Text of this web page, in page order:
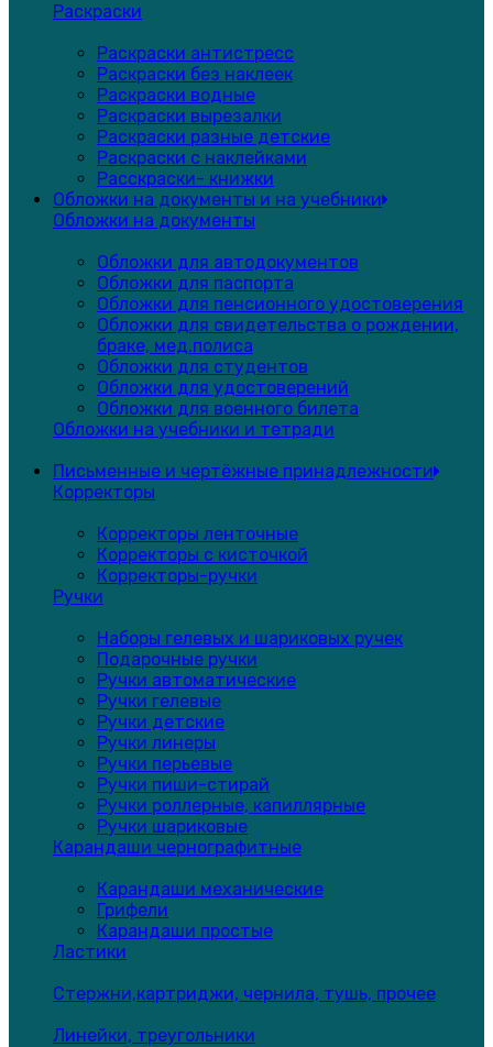
Раскраски
Раскраски антистресс
Раскраски без наклеек
Раскраски водные
Раскраски вырезалки
Раскраски разные детские
Раскраски с наклейками
Расскраски- книжки
Обложки на документы и на учебники
Обложки на документы
Обложки для автодокументов
Обложки для паспорта
Обложки для пенсионного удостоверения
Обложки для свидетельства о рождении,
браке, мед.полиса
Обложки для студентов
Обложки для удостоверений
Обложки для военного билета
Обложки на учебники и тетради
Письменные и чертёжные принадлежности
Корректоры
Корректоры ленточные
Корректоры с кисточкой
Корректоры-ручки
Ручки
Наборы гелевых и шариковых ручек
Подарочные ручки
Ручки автоматические
Ручки гелевые
Ручки детские
Ручки линеры
Ручки перьевые
Ручки пиши-стирай
Ручки роллерные, капиллярные
Ручки шариковые
Карандаши чернографитные
Карандаши механические
Грифели
Карандаши простые
Ластики
Стержни,картриджи, чернила, тушь, прочее
Линейки, треугольники